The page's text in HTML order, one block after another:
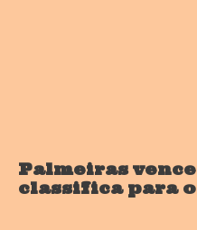
Palmeiras
classifica para